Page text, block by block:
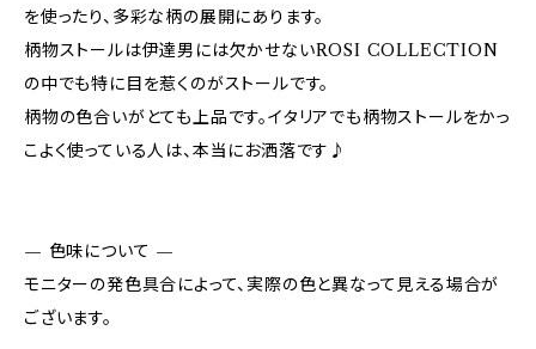
を使ったり、多彩な柄の展開にあります。
柄物ストールは伊達男には欠かせないROSI COLLECTION
の中でも特に目を惹くのがストールです。
柄物の色合いがとても上品です。イタリアでも柄物ストールをかっ
こよく使っている人は、本当にお洒落です♪
— 色味について —
モニターの発色具合によって、実際の色と異なって見える場合が
ございます。